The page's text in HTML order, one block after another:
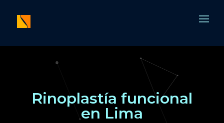
Rinoplastía funcional
en Lima